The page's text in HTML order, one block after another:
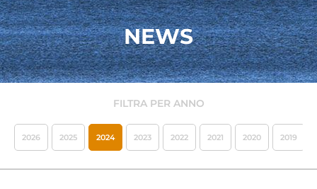
NEWS
FILTRA PER ANNO
2026 2025 2024 2023 2022 2021 2020 2019